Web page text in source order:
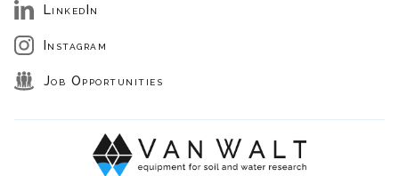
LinkedIn
Instagram
Job Opportunities